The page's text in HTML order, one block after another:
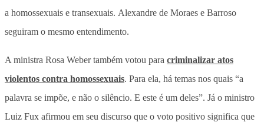
a homossexuais e transexuais. Alexandre de Moraes e Barroso
seguiram o mesmo entendimento.
A ministra Rosa Weber também votou para criminalizar atos
violentos contra homossexuais. Para ela, há temas nos quais “a
palavra se impõe, e não o silêncio. E este é um deles”. Já o ministro
Luiz Fux afirmou em seu discurso que o voto positivo significa que